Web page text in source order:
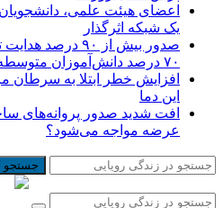
اعضای هیئت علمی، دانشجویان
یک شبکه‌ اثرگذار
صدور بیش از ۹۰
۷۰ درصد دانش‌آموزان متوسطه اول
افزایش خطر ابتلا به سرطان
این دما
افت شدید صدور پروانه‌های
عرضه مواجه می‌شود؟
جستجو